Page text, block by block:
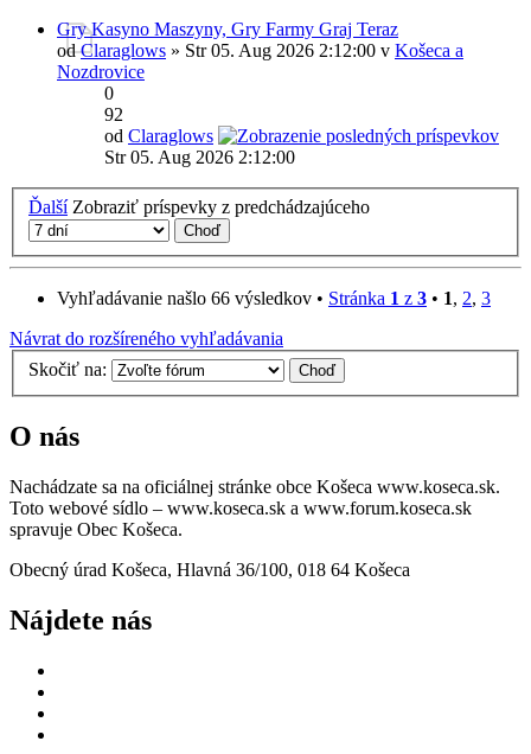
Gry Kasyno Maszyny, Gry Farmy Graj Teraz
odClaraglows » Str 05. Aug 2026 2:12:00 v Košeca a
Nozdrovice
0
92
od Claraglows
Str 05. Aug 2026 2:12:00
Ďalší Zobraziť príspevky z predchádzajúceho
Vyhľadávanie našlo 66 výsledkov • Stránka 1 z 3 • 1, 2, 3
Návrat do rozšíreného vyhľadávania
Skočiť na:
O nás
Nachádzate sa na oficiálnej stránke obce Košeca www.koseca.sk.
Toto webové sídlo – www.koseca.sk a www.forum.koseca.sk
spravuje Obec Košeca.
Obecný úrad Košeca, Hlavná 36/100, 018 64 Košeca
Nájdete nás